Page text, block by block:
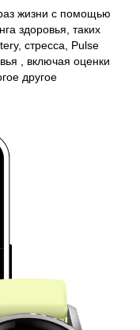
жизни с помощью
здоровья, таких
стресса, Pulse
, включая оценки
другое